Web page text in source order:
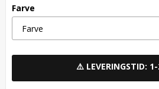
Farve
⚠️ LEVERINGSTID: 1-